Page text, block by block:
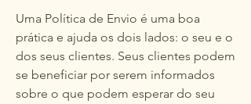
Uma Política de Envio é uma boa
prática e ajuda os dois lados: o seu e o
dos seus clientes. Seus clientes podem
se beneficiar por serem informados
sobre o que podem esperar do seu